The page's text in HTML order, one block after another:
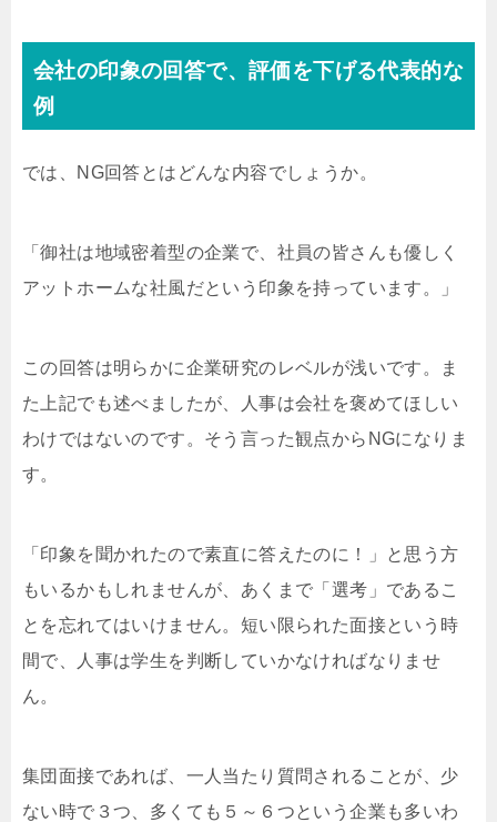
会社の印象の回答で、評価を下げる代表的な
例
では、NG回答とはどんな内容でしょうか。
「御社は地域密着型の企業で、社員の皆さんも優しく
アットホームな社風だという印象を持っています。」
この回答は明らかに企業研究のレベルが浅いです。ま
た上記でも述べましたが、人事は会社を褒めてほしい
わけではないのです。そう言った観点からNGになりま
す。
「印象を聞かれたので素直に答えたのに！」と思う方
もいるかもしれませんが、あくまで「選考」であるこ
とを忘れてはいけません。短い限られた面接という時
間で、人事は学生を判断していかなければなりませ
ん。
集団面接であれば、一人当たり質問されることが、少
ない時で３つ、多くても５～６つという企業も多いわ